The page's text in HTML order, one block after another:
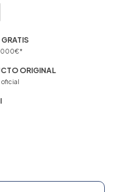
ORIGINAL